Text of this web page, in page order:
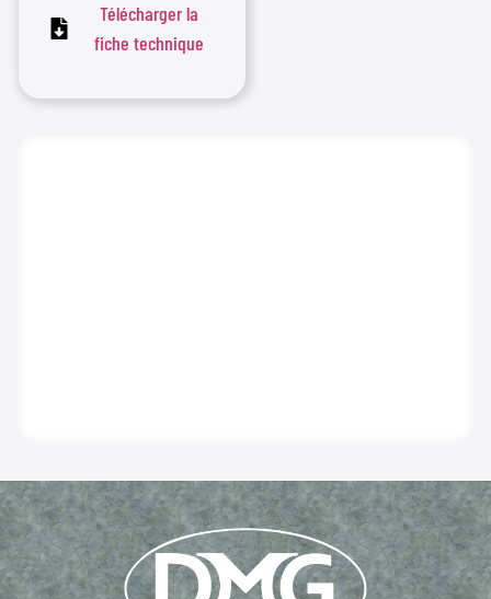
Télécharger la
fiche technique